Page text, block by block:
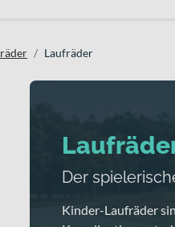
Laufräder
Der
Kinder-Laufräder